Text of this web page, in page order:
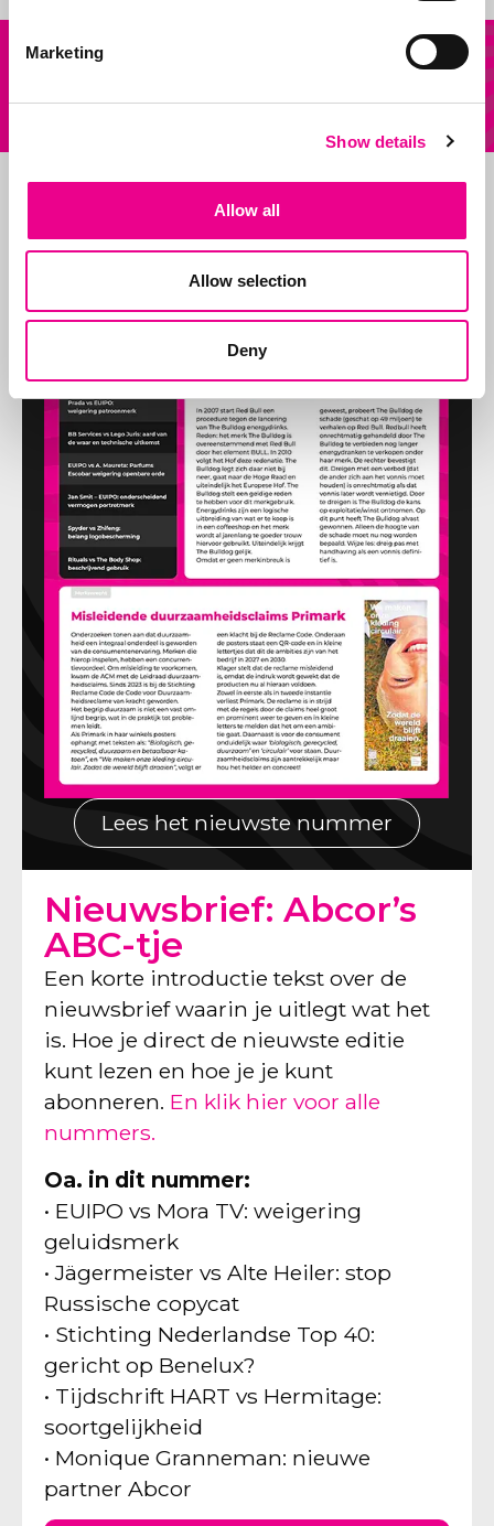
Marketing
Show details
Allow all
Allow selection
Deny
Onze
diensten Stuur ons een mail
Lees het nieuwste nummer
Nieuwsbrief: Abcor’s
ABC-tje
Een korte introductie tekst over de
nieuwsbrief waarin je uitlegt wat het
is. Hoe je direct de nieuwste editie
kunt lezen en hoe je je kunt
abonneren. En klik hier voor alle
nummers.
Oa. in dit nummer:
• EUIPO vs Mora TV: weigering
geluidsmerk
• Jägermeister vs Alte Heiler: stop
Russische copycat
• Stichting Nederlandse Top 40:
gericht op Benelux?
• Tijdschrift HART vs Hermitage:
soortgelijkheid
• Monique Granneman: nieuwe
partner Abcor